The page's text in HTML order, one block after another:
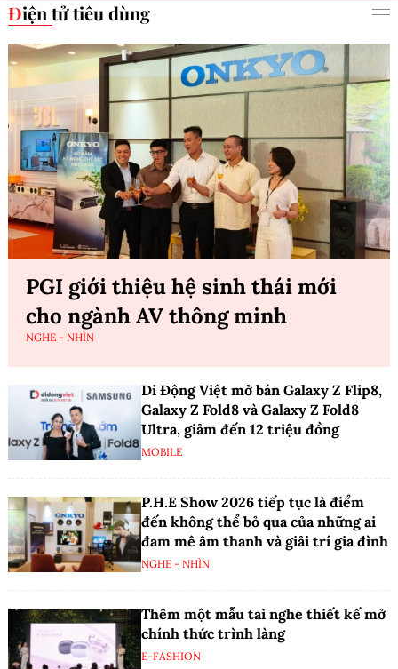
Điện tử tiêu dùng
PGI giới thiệu hệ sinh thái mới
cho ngành AV thông minh
NGHE - NHÌN
Di Động Việt mở bán Galaxy Z Flip8,
Galaxy Z Fold8 và Galaxy Z Fold8
Ultra, giảm đến 12 triệu đồng
MOBILE
P.H.E Show 2026 tiếp tục là điểm
đến không thể bỏ qua của những ai
đam mê âm thanh và giải trí gia đình
NGHE - NHÌN
Thêm một mẫu tai nghe thiết kế mở
chính thức trình làng
E-FASHION